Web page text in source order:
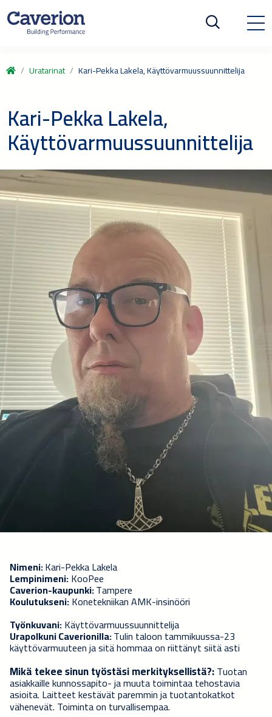
Uratarinat Kari-Pekka Lakela, Käyttövarmuussuunnittelija
Kari-Pekka Lakela,
Käyttövarmuussuunnittelija
Nimeni:Kari-Pekka Lakela
Lempinimeni:KooPee
Caverion-kaupunki:Tampere
Koulutukseni:Konetekniikan AMK-insinööri
Työnkuvani:Käyttövarmuussuunnittelija
Urapolkuni Caverionilla:Tulin taloon tammikuussa-23
käyttövarmuuteen ja sitä hommaa on riittänyt siitä asti
Mikä tekee sinun työstäsi merkityksellistä?:Tuotan
asiakkaille kunnossapito- ja muuta toimintaa tehostavia
asioita. Laitteet kestävät paremmin ja tuotantokatkot
vähenevät. Toiminta on turvallisempaa.